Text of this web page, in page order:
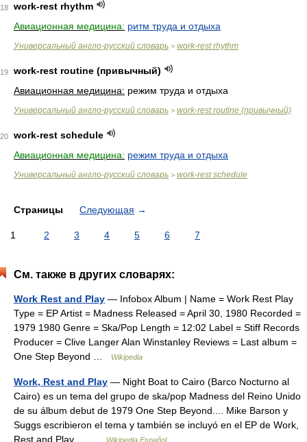
18
work-rest rhythm
Авиационная медицина: ритм труда и отдыха
Универсальный англо-русский словарь > work-rest rhythm
19
work-rest routine (привычный)
Авиационная медицина: режим труда и отдыха
Универсальный англо-русский словарь > work-rest routine (привычный)
20
work-rest schedule
Авиационная медицина: режим труда и отдыха
Универсальный англо-русский словарь > work-rest schedule
Страницы Следующая →
1 2 3 4 5 6 7
См. также в других словарях:
Work Rest and Play — Infobox Album | Name = Work Rest Play
Type = EP Artist = Madness Released = April 30, 1980 Recorded =
1979 1980 Genre = Ska/Pop Length = 12:02 Label = Stiff Records
Producer = Clive Langer Alan Winstanley Reviews = Last album =
One Step Beyond …
Wikipedia
Work, Rest and Play — Night Boat to Cairo (Barco Nocturno al
Cairo) es un tema del grupo de ska/pop Madness del Reino Unido
de su álbum debut de 1979 One Step Beyond.... Mike Barson y
Suggs escribieron el tema y también se incluyó en el EP de Work,
Rest and Play,… …
Wikipedia Español